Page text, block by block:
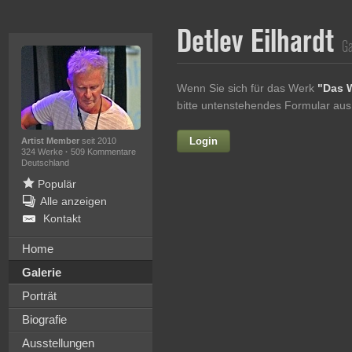
Artist Memberseit 2010
324 Werke · 509 Kommentare
Deutschland
Populär
Alle anzeigen
Kontakt
Home
Galerie
Porträt
Biografie
Ausstellungen
Detlev Eilhardt
Wenn Sie sich für das Werk "Das
bitte untenstehendes Formular
Login